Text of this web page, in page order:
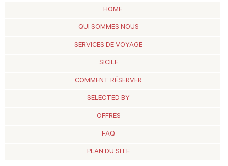
HOME
QUI SOMMES NOUS
SERVICES DE VOYAGE
SICILE
COMMENT RÉSERVER
SELECTED BY
OFFRES
FAQ
PLAN DU SITE